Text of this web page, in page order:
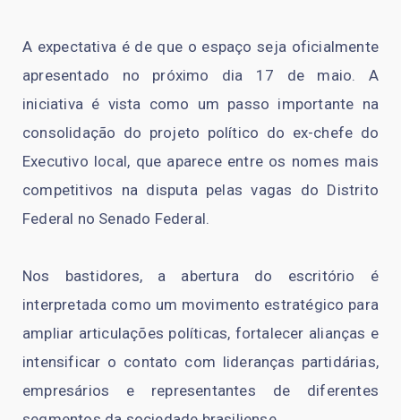
A expectativa é de que o espaço seja oficialmente
apresentado no próximo dia 17 de maio. A
iniciativa é vista como um passo importante na
consolidação do projeto político do ex-chefe do
Executivo local, que aparece entre os nomes mais
competitivos na disputa pelas vagas do Distrito
Federal no Senado Federal.
Nos bastidores, a abertura do escritório é
interpretada como um movimento estratégico para
ampliar articulações políticas, fortalecer alianças e
intensificar o contato com lideranças partidárias,
empresários e representantes de diferentes